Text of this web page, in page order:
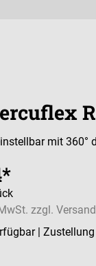
mit 360°
zzgl.
| Zustellung